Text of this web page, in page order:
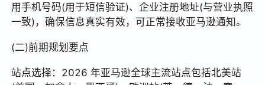
用手机号码(用于短信验证)、企业注册地址(与营业执照
一致)，确保信息真实有效，可正常接收亚马逊通知。
(二)前期规划要点
站点选择：2026 年亚马逊全球主流站点包括北美站